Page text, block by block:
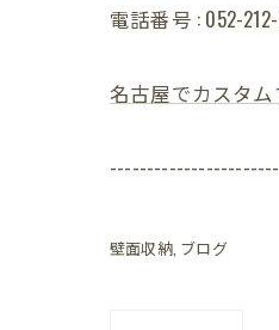
電話番号 : 052-
名古屋でカスタ
壁面収納 ブログ